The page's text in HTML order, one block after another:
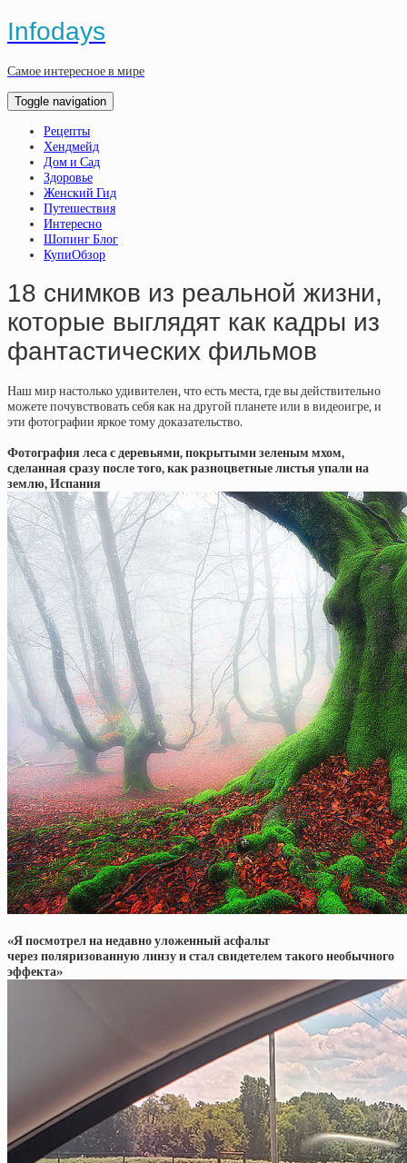
Infodays
Самое интересное в мире
Toggle navigation
Рецепты
Хендмейд
Дом и Сад
Здоровье
Женский Гид
Путешествия
Интересно
Шопинг Блог
КупиОбзор
18 снимков из реальной жизни,
которые выглядят как кадры из
фантастических фильмов
Наш мир настолько удивителен, что есть места, где вы действительно
можете почувствовать себя как на другой планете или в видеоигре, и
эти фотографии яркое тому доказательство.
Фотография леса с деревьями, покрытыми зеленым мхом,
сделанная сразу после того, как разноцветные листья упали на
землю, Испания
«Я посмотрел на недавно уложенный асфальт
через поляризованную линзу и стал свидетелем такого необычного
эффекта»